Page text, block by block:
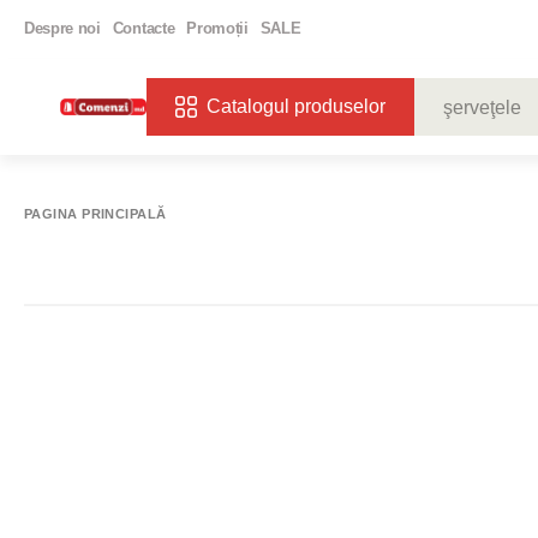
Despre noi Contacte Promoții SALE
Catalogul produselor
PAGINA PRINCIPALĂ